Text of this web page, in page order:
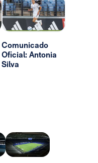
Comunicado
Oficial: Antonia
Silva